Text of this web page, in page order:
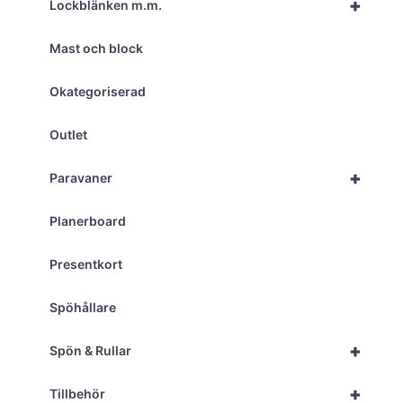
+
Lockblänken m.m.
Mast och block
Okategoriserad
Outlet
+
Paravaner
Planerboard
Presentkort
Spöhållare
+
Spön & Rullar
+
Tillbehör